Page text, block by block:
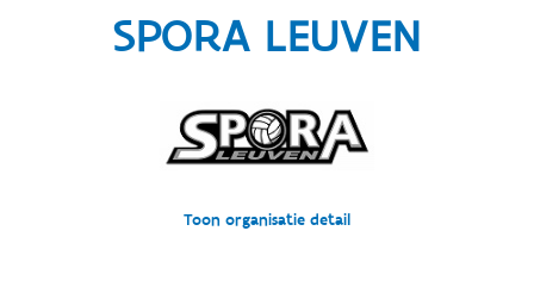
SPORA LEUVEN
Toon organisatie detail